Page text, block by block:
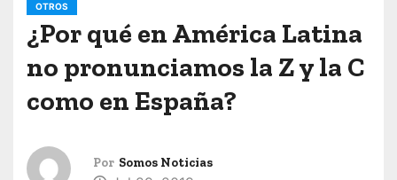
OTROS
¿Por qué en América Latina
no pronunciamos la Z y la C
como en España?
Por Somos Noticias